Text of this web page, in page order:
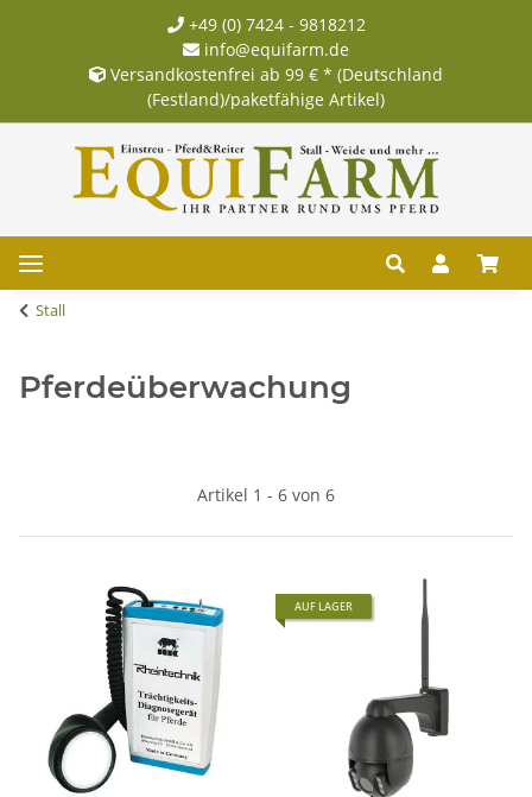
+49 (0) 7424 - 9818212
info@equifarm.de
Versandkostenfrei ab 99 € * (Deutschland
(Festland)/paketfähige Artikel)
Stall
Pferdeüberwachung
Artikel 1 - 6 von 6
AUF LAGER